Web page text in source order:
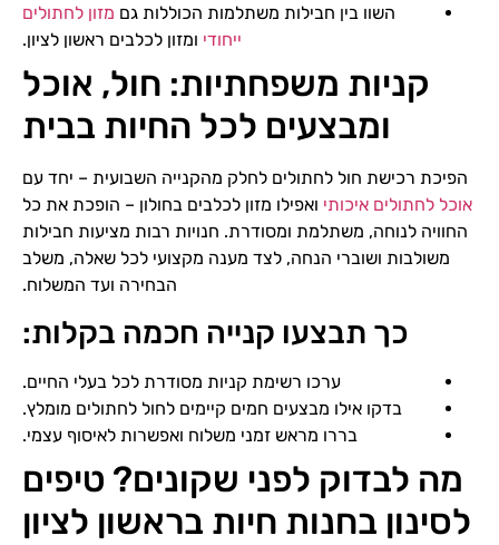
השוו בין חבילות משתלמות הכוללות גם מזון לחתולים
ייחודי ומזון לכלבים ראשון לציון.
קניות משפחתיות: חול, אוכל
ומבצעים לכל החיות בבית
הפיכת רכישת חול לחתולים לחלק מהקנייה השבועית – יחד עם
אוכל לחתולים איכותי ואפילו מזון לכלבים בחולון – הופכת את כל
החוויה לנוחה, משתלמת ומסודרת. חנויות רבות מציעות חבילות
משולבות ושוברי הנחה, לצד מענה מקצועי לכל שאלה, משלב
הבחירה ועד המשלוח.
כך תבצעו קנייה חכמה בקלות:
ערכו רשימת קניות מסודרת לכל בעלי החיים.
בדקו אילו מבצעים חמים קיימים לחול לחתולים מומלץ.
בררו מראש זמני משלוח ואפשרות לאיסוף עצמי.
מה לבדוק לפני שקונים? טיפים
לסינון בחנות חיות בראשון לציון